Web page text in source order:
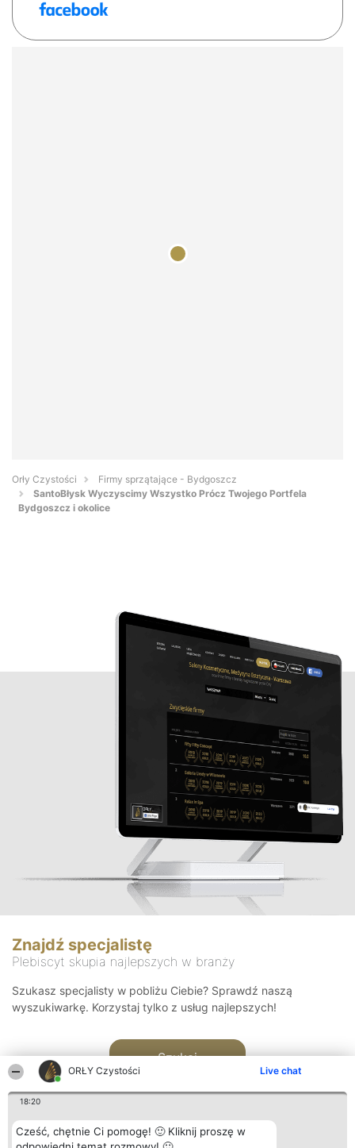
ORŁY Czystości Live chat
18:20
Cześć, chętnie Ci pomogę! 🙂 Kliknij proszę w
Orły Czystości
Firmy sprzątające - Bydgoszcz
SantoBłysk Wyczyscimy Wszystko Prócz Twojego Portfela
Bydgoszcz i okolice
Znajdź specjalistę
Plebiscyt skupia najlepszych w branży
Szukasz specjalisty w pobliżu Ciebie? Sprawdź naszą
wyszukiwarkę. Korzystaj tylko z usług najlepszych!
Szukaj